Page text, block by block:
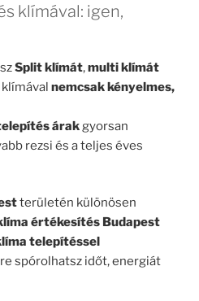
klímával: igen,
Split klímát,multi klímát
nemcsak kényelmes,
árakgyorsan
rezsi és a teljes éves
területén különösen
értékesítés Budapest
telepítéssel
spórolhatsz időt, energiát